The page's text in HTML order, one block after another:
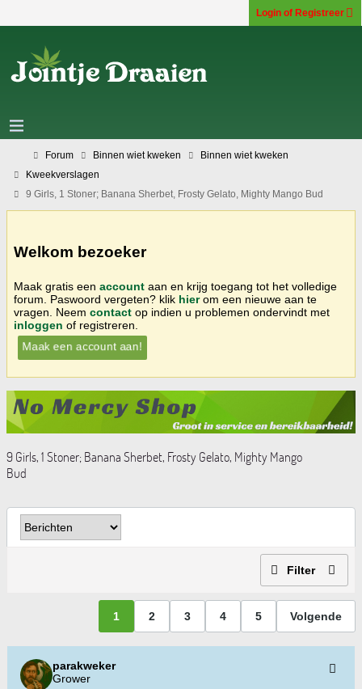
Login of Registreer
Forum Binnen wiet kweken
Binnen wiet kweken
Kweekverslagen
9 Girls, 1 Stoner; Banana Sherbet, Frosty Gelato, Mighty Mango Bud
Welkom bezoeker
Maak gratis een account aan en krijg toegang tot het volledige
forum. Paswoord vergeten? klik hierom een nieuwe aan te
vragen. Neem contact op indien u problemen ondervindt met
inloggen of registreren.
Maak een account aan!
9 Girls, 1 Stoner; Banana Sherbet, Frosty Gelato, Mighty Mango
Bud
Filter
1 2 3 4 5 Volgende
parakweker
Grower